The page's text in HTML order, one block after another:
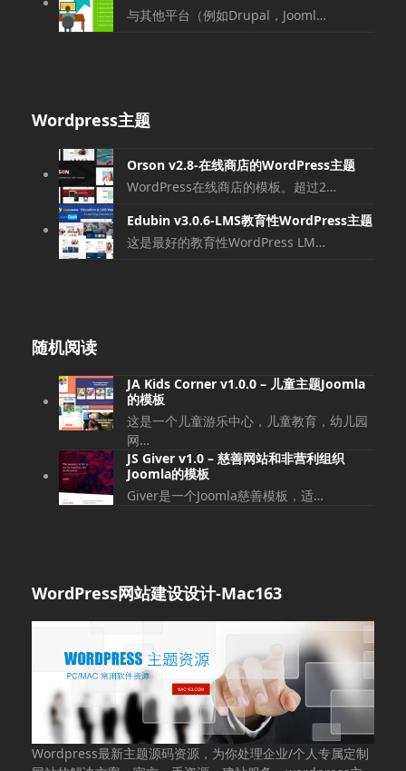
与其他平台（例如Drupal，Jooml…
Wordpress主题
Orson v2.8-在线商店的WordPress主题
WordPress在线商店的模板。超过2…
Edubin v3.0.6-LMS教育性WordPress主题
这是最好的教育性WordPress LM…
随机阅读
JA Kids Corner v1.0.0 – 儿童主题Joomla
的模板
这是一个儿童游乐中心，儿童教育，幼儿园
网…
JS Giver v1.0 – 慈善网站和非营利组织
Joomla的模板
Giver是一个Joomla慈善模板，适…
WordPress网站建设设计-Mac163
Wordpress最新主题源码资源，为你处理企业/个人专属定制